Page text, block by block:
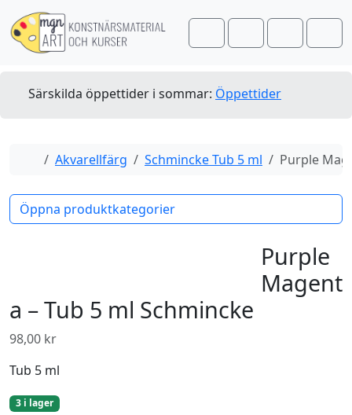
Skip to content
Skip to footer
SearchAccount
Cart
Särskilda öppettider i sommar: Öppettider
Home
Akvarellfärg Schmincke Tub 5 ml Purple
Öppna produktkategorier
Purple
Magent
a – Tub 5 ml Schmincke
98,00 kr
Tub 5 ml
3 i lager